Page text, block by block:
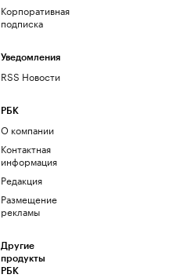
Корпоративная
подписка
Уведомления
RSS Новости
РБК
О компании
Контактная
информация
Редакция
Размещение
рекламы
Другие
продукты
РБК